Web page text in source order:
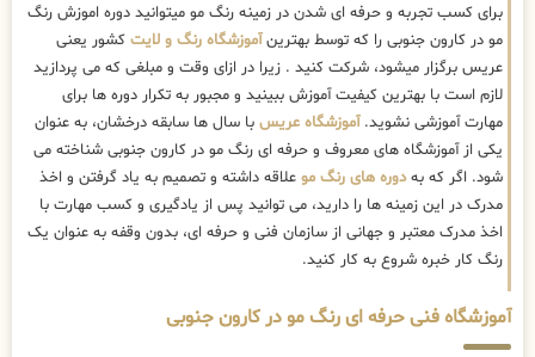
برای کسب تجربه و حرفه ای شدن در زمینه رنگ مو میتوانید دوره اموزش رنگ
مو در کارون جنوبی را که توسط بهترینآموزشگاه رنگ و لایت کشور یعنی
عریس برگزار میشود، شرکت کنید . زیرا در ازای وقت و مبلغی که می پردازید
لازم است با بهترین کیفیت آموزش ببینید و مجبور به تکرار دوره ها برای
مهارت آموزشی نشوید.آموزشگاه عریس با سال ها سابقه درخشان، به عنوان
یکی از آموزشگاه های معروف و حرفه ای رنگ مو در کارون جنوبی شناخته می
شود. اگر که بهدوره های رنگ مو علاقه داشته و تصمیم به یاد گرفتن و اخذ
مدرک در این زمینه ها را دارید، می توانید پس از یادگیری و کسب مهارت با
اخذ مدرک معتبر و جهانی از سازمان فنی و حرفه ای، بدون وقفه به عنوان یک
رنگ کار خبره شروع به کار کنید.
آموزشگاه فنی حرفه ای رنگ مو در کارون جنوبی